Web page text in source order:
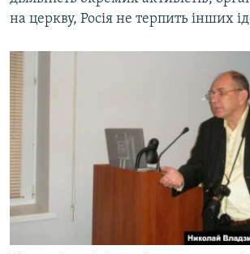
на церкву, Росія не терпить інших